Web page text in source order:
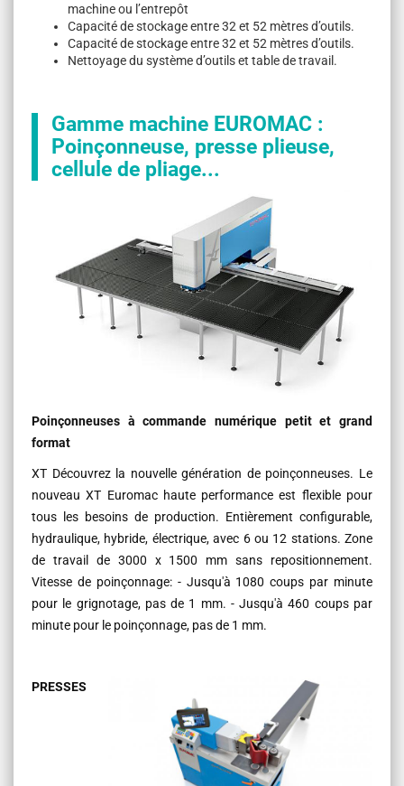
machine ou l’entrepôt
Capacité de stockage entre 32 et 52 mètres d’outils.
Capacité de stockage entre 32 et 52 mètres d’outils.
Nettoyage du système d’outils et table de travail.
Gamme machine EUROMAC :
Poinçonneuse, presse plieuse,
cellule de pliage...
Poinçonneuses à commande numérique petit et grand
format
XT Découvrez la nouvelle génération de poinçonneuses. Le
nouveau XT Euromac haute performance est flexible pour
tous les besoins de production. Entièrement configurable,
hydraulique, hybride, électrique, avec 6 ou 12 stations. Zone
de travail de 3000 x 1500 mm sans repositionnement.
Vitesse de poinçonnage: - Jusqu'à 1080 coups par minute
pour le grignotage, pas de 1 mm. - Jusqu'à 460 coups par
minute pour le poinçonnage, pas de 1 mm.
PRESSES